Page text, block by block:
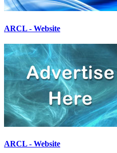
ARCL - Website
ARCL - Website